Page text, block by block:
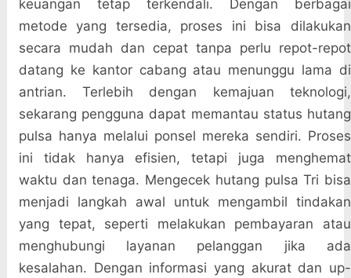
keuangan tetap terkendali. Dengan berbagai
metode yang tersedia, proses ini bisa dilakukan
secara mudah dan cepat tanpa perlu repot-repot
datang ke kantor cabang atau menunggu lama di
antrian. Terlebih dengan kemajuan teknologi,
sekarang pengguna dapat memantau status hutang
pulsa hanya melalui ponsel mereka sendiri. Proses
ini tidak hanya efisien, tetapi juga menghemat
waktu dan tenaga. Mengecek hutang pulsa Tri bisa
menjadi langkah awal untuk mengambil tindakan
yang tepat, seperti melakukan pembayaran atau
menghubungi layanan pelanggan jika ada
kesalahan. Dengan informasi yang akurat dan up-